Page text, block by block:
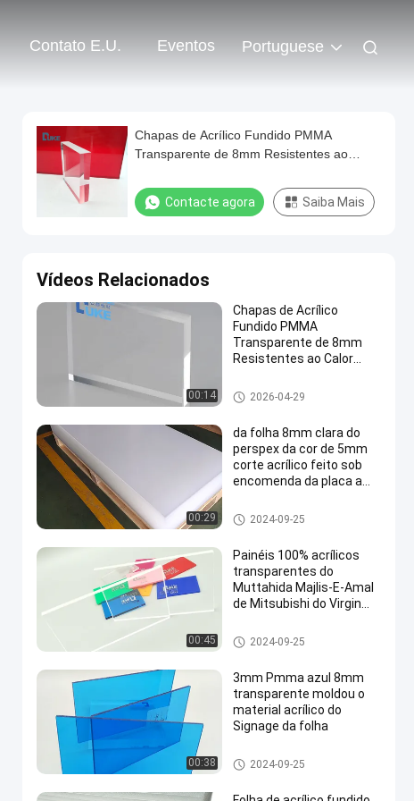
Contato E.U. Eventos Portuguese
Chapas de Acrílico Fundido PMMA
Transparente de 8mm Resistentes ao
Laser Impressão UV Gravação Publicidade
Luz
Contacte agora Saiba Mais
Vídeos Relacionados
00:14
Chapas de Acrílico
Fundido PMMA
Transparente de 8mm
Resistentes ao Calor
Corte a Laser Impressão
UV Gravação Publicidade
Folha de acrílico transparente
2026-04-29
00:29
da folha 8mm clara do
perspex da cor de 5mm
corte acrílico feito sob
encomenda da placa a
Folha de acrílico transparente
2024-09-25
00:45
Painéis 100% acrílicos
transparentes do
Muttahida Majlis-E-Amal
de Mitsubishi do Virgin
Folha de acrílico transparente
2024-09-25
00:38
3mm Pmma azul 8mm
transparente moldou o
material acrílico do
Signage da folha
Folha de acrílico transparente
2024-09-25